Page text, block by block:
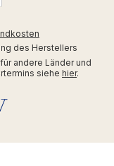
des Herstellers
andere Länder und
siehe hier.